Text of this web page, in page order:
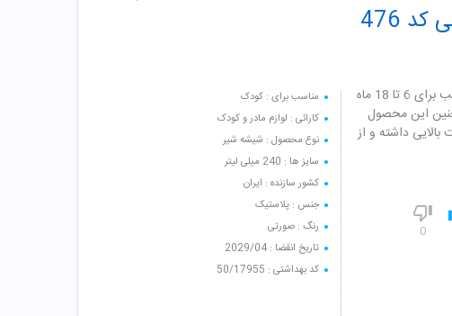
مناسب برای : کودک
کارائی : لوازم مادر و کودک
نوع محصول : شیشه شیر
سایز ها : 240 میلی لیتر
کشور سازنده : ایران
جنس : پلاستیک
رنگ : صورتی
تاریخ انقضا : 2029/04
کد بهداشتی : 50/17955
شیشه شیر دسته دار با درپوش عروسکی کد 476
شیشه شیر دسته دار با درپوش عروسکی کد 476 بی بی لند مناسب برای 6 تا 18 ماه
این محصول
داشته و از
0